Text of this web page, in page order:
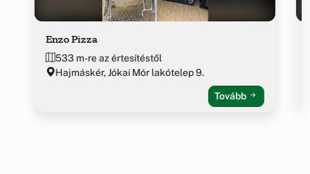
Enzo Pizza
533 m-re az értesítéstől
Hajmáskér, Jókai Mór lakótelep 9.
Tovább